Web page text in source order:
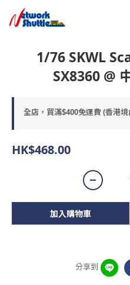
1/76 SKWL
SX8360 @
全店，買滿$400免運費 (香港
HK$468.00
加入購物車
分享到